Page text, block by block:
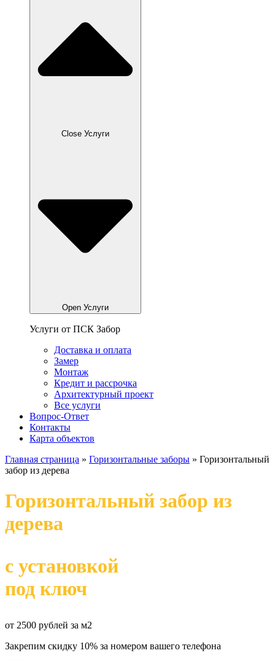
Close Услуги
Open Услуги
Услуги от ПСК Забор
Доставка и оплата
Замер
Монтаж
Кредит и рассрочка
Архитектурный проект
Все услуги
Вопрос-Ответ
Контакты
Карта объектов
Главная страница » Горизонтальные заборы » Горизонтальный
забор из дерева
Горизонтальный забор из
дерева
с установкой
под ключ
от 2500 рублей за м2
Закрепим скидку 10% за номером вашего телефона